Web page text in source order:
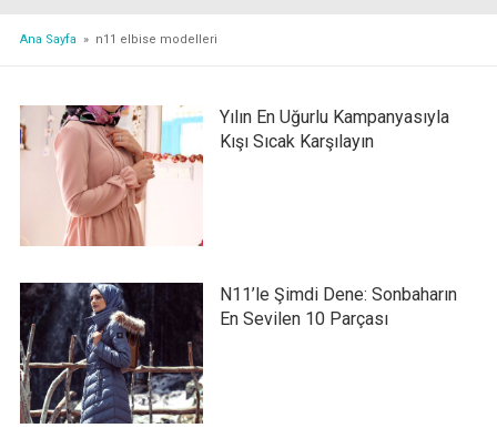
Ana Sayfa » n11 elbise modelleri
Yılın En Uğurlu Kampanyasıyla
Kışı Sıcak Karşılayın
N11’le Şimdi Dene: Sonbaharın
En Sevilen 10 Parçası